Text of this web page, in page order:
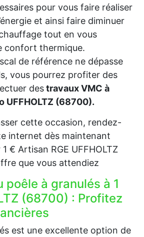
pour vous faire réaliser
et ainsi faire diminuer
tout en vous
confort thermique.
de référence ne dépasse
vous pourrez profiter des
destravaux VMC à
UFFHOLTZ (68700).
cette occasion, rendez-
internet dès maintenant
€ Artisan RGE UFFHOLTZ
que vous attendiez
poêle à granulés à 1
(68700) : Profitez
est une excellente option de